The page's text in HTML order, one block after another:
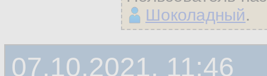
Шоколадный.
07.10.2021, 11:46